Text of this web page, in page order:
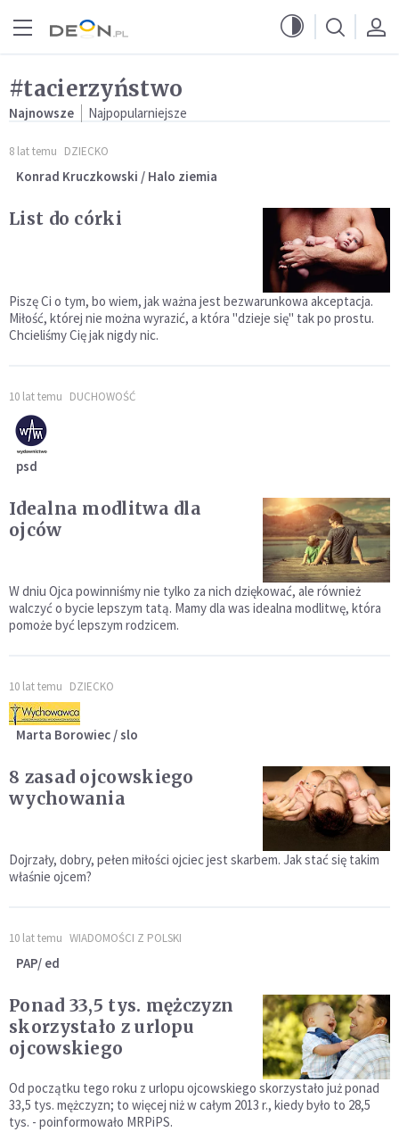
#tacierzyństwo
Najnowsze Najpopularniejsze
8 lat temu DZIECKO
Konrad Kruczkowski / Halo ziemia
List do córki
Piszę Ci o tym, bo wiem, jak ważna jest bezwarunkowa akceptacja.
Miłość, której nie można wyrazić, a która "dzieje się" tak po prostu.
Chcieliśmy Cię jak nigdy nic.
10 lat temu DUCHOWOŚĆ
psd
Idealna modlitwa dla
ojców
W dniu Ojca powinniśmy nie tylko za nich dziękować, ale również
walczyć o bycie lepszym tatą. Mamy dla was idealna modlitwę, która
pomoże być lepszym rodzicem.
10 lat temu DZIECKO
Marta Borowiec / slo
8 zasad ojcowskiego
wychowania
Dojrzały, dobry, pełen miłości ojciec jest skarbem. Jak stać się takim
właśnie ojcem?
10 lat temu WIADOMOŚCI Z POLSKI
PAP/ ed
Ponad 33,5 tys. mężczyzn
skorzystało z urlopu
ojcowskiego
Od początku tego roku z urlopu ojcowskiego skorzystało już ponad
33,5 tys. mężczyzn; to więcej niż w całym 2013 r., kiedy było to 28,5
tys. - poinformowało MRPiPS.